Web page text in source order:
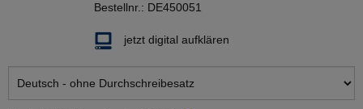
Bestellnr.: DE450051
jetzt digital aufklären